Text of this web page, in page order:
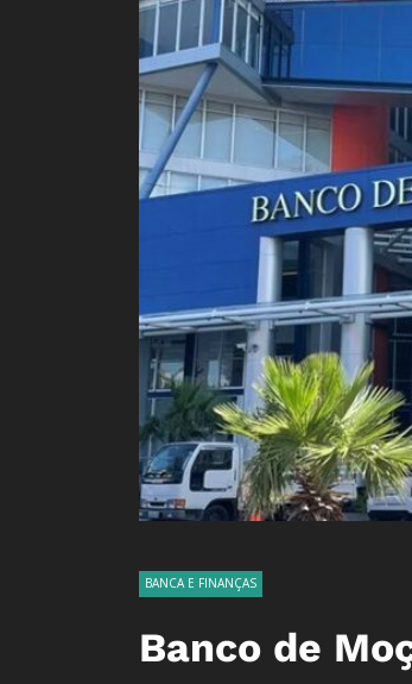
BANCA E FINANÇAS
Banco de